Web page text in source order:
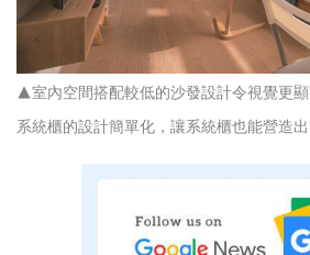
▲室內空間搭配較低的沙發設計令視覺更
系統櫃的設計簡單化，讓系統櫃也能營造出